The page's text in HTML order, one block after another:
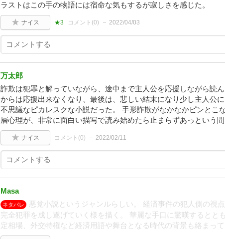
ラストはこの手の物語には宿命な気もするが寂しさを感じた。
ナイス ★3 コメント(0) 2022/04/03
万太郎
詐欺は犯罪と解っていながら、途中まで主人公を応援しながら読
からは応援出来なくなり、最後は、悲しい結末になり少し主人公
不思議なピカレスクな小説だった。 手形詐欺がなかなかピンとこ
層心理が、非常に面白い描写で読み始めたら止まらずあっという
ナイス コメント(0) 2022/02/11
Masa
ネタバレ
悪党小説というジャンルらしい。 経済事件の犯人側の視
完全犯罪を成し遂げていく様を描く。 華麗な手口に驚嘆するとと
定相場、外交特権など経済用語や舞台となる時代の背景も絡まって